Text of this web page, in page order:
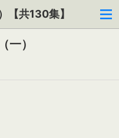
【共130集】
）